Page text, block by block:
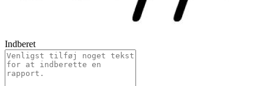
Indberet